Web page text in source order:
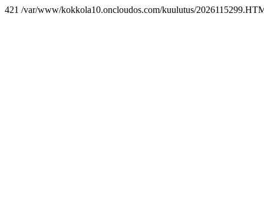
421 /var/www/kokkola10.oncloudos.com/kuulutus/